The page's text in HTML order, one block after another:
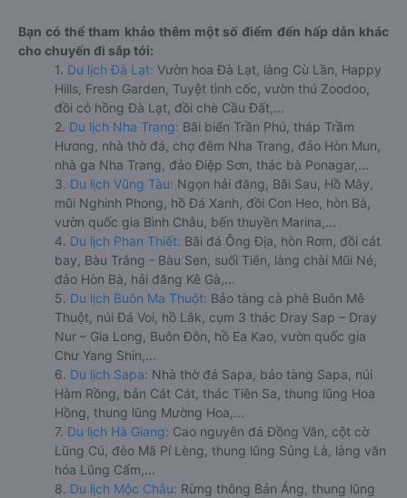
Bạn có thể tham khảo thêm một số điểm đến hấp dẫn khác
cho chuyến đi sắp tới:
1. Du lịch Đà Lạt: Vườn hoa Đà Lạt, làng Cù Lần, Happy
Hills, Fresh Garden, Tuyệt tình cốc, vườn thú Zoodoo,
đồi cỏ hồng Đà Lạt, đồi chè Cầu Đất,...
2. Du lịch Nha Trang: Bãi biển Trần Phú, tháp Trầm
Hương, nhà thờ đá, chợ đêm Nha Trang, đảo Hòn Mun,
nhà ga Nha Trang, đảo Điệp Sơn, thác bà Ponagar,...
3. Du lịch Vũng Tàu: Ngọn hải đăng, Bãi Sau, Hồ Mây,
mũi Nghinh Phong, hồ Đá Xanh, đồi Con Heo, hòn Bà,
vườn quốc gia Bình Châu, bến thuyền Marina,...
4. Du lịch Phan Thiết: Bãi đá Ông Địa, hòn Rơm, đồi cát
bay, Bàu Trắng - Bàu Sen, suối Tiên, làng chài Mũi Né,
đảo Hòn Bà, hải đăng Kê Gà,...
5. Du lịch Buôn Ma Thuột: Bảo tàng cà phê Buôn Mê
Thuột, núi Đá Voi, hồ Lắk, cụm 3 thác Dray Sap – Dray
Nur – Gia Long, Buôn Đôn, hồ Ea Kao, vườn quốc gia
Chư Yang Shin,...
6. Du lịch Sapa: Nhà thờ đá Sapa, bảo tàng Sapa, núi
Hàm Rồng, bản Cát Cát, thác Tiên Sa, thung lũng Hoa
Hồng, thung lũng Mường Hoa,...
7. Du lịch Hà Giang: Cao nguyên đá Đồng Văn, cột cờ
Lũng Cú, đèo Mã Pí Lèng, thung lũng Sủng Là, làng văn
hóa Lũng Cẩm,...
8. Du lịch Mộc Châu: Rừng thông Bản Áng, thung lũng